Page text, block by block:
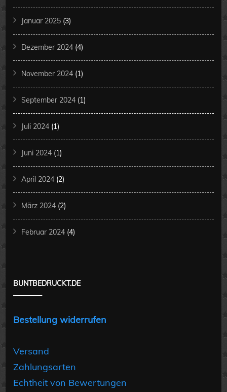
Januar 2025 (3)
Dezember 2024 (4)
November 2024 (1)
September 2024 (1)
Juli 2024 (1)
Juni 2024 (1)
April 2024 (2)
März 2024 (2)
Februar 2024 (4)
BUNTBEDRUCKT.DE
Bestellung widerrufen
Versand
Zahlungsarten
Echtheit von Bewertungen